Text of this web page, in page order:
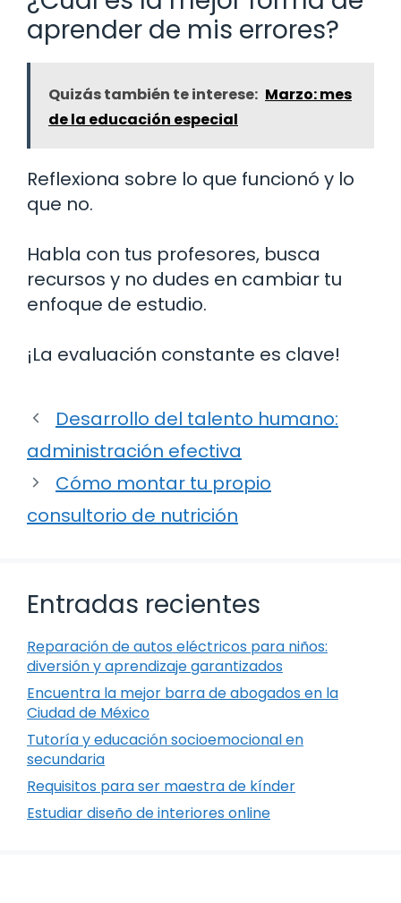
aprender de mis errores?
Quizás también te interese: Marzo: mes
de la educación especial
Reflexiona sobre lo que funcionó y lo
que no.
Habla con tus profesores, busca
recursos y no dudes en cambiar tu
enfoque de estudio.
¡La evaluación constante es clave!
Desarrollo del talento humano:
administración efectiva
Cómo montar tu propio
consultorio de nutrición
Entradas recientes
Reparación de autos eléctricos para niños:
diversión y aprendizaje garantizados
Encuentra la mejor barra de abogados en la
Ciudad de México
Tutoría y educación socioemocional en
secundaria
Requisitos para ser maestra de kínder
Estudiar diseño de interiores online